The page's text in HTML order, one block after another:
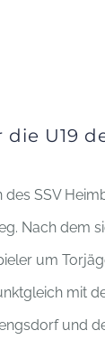
U19
des SSV
Nach dem
um
mit
und